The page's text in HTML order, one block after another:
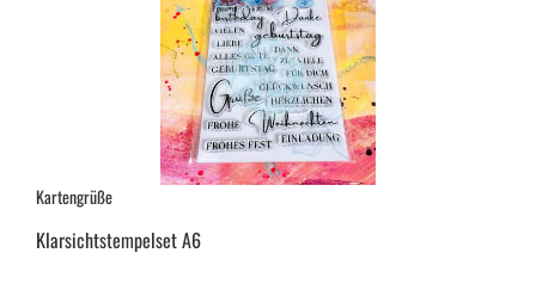
Kartengrüße
Klarsichtstempelset A6